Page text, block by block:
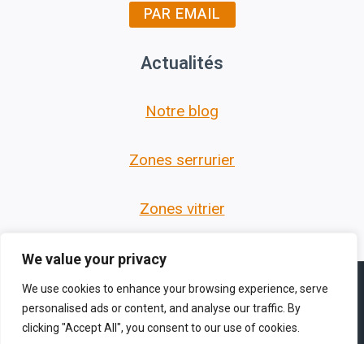
We value your privacy
We use cookies to enhance your browsing experience, serve
personalised ads or content, and analyse our traffic. By
clicking "Accept All", you consent to our use of cookies.
PAR EMAIL
Actualités
Notre blog
Zones serrurier
Zones vitrier
© 2026 Les Serruriers des Hauts de France -